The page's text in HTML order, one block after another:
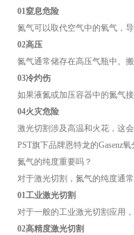
01窒息危险
氮气可以取代空气中的氧气，导
02高压
氮气通常储存在高压气瓶中。搬
03冷灼伤
如果液氮或加压容器中的氮气接
04火灾危险
激光切割涉及高温和火花，这会
PST旗下品牌恩特龙的Gasenz氧
氮气的纯度重要吗？
对于激光切割，氮气的纯度通常
01工业激光切割
对于一般的工业激光切割应用，
02高精度激光切割